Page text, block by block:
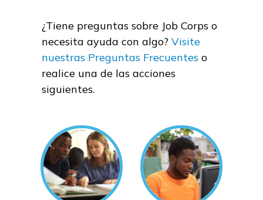
Aprender más
Estudiantes
Empleadores
FAQs
¿Tiene preguntas sobre Job Corps o
necesita ayuda con algo? Visite
nuestras Preguntas Frecuenteso
realice una de las acciones
siguientes.